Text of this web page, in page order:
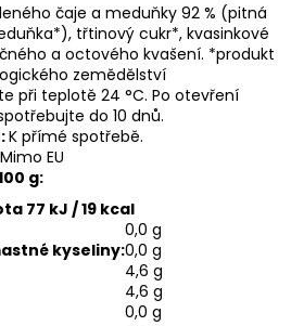
čaje a meduňky 92 % (pitná
třtinový cukr*, kvasinkové
a octového kvašení. *produkt
zemědělství
při teplotě 24 °C. Po otevření
do 10 dnů.
K přímé spotřebě.
EU
g:
77 kJ / 19 kcal
0,0 g
kyseliny:0,0 g
4,6 g
4,6 g
0,0 g